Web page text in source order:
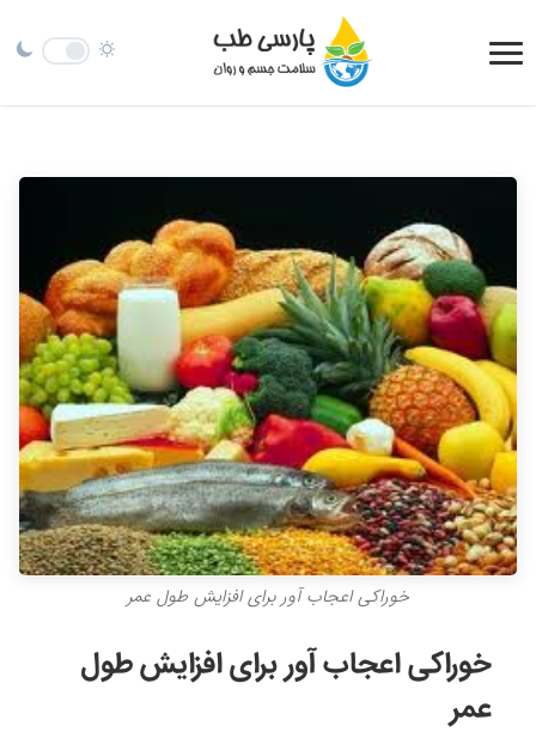
خوراکی اعجاب آور برای افزایش طول عمر
خوراکی اعجاب آور برای افزایش طول
عمر